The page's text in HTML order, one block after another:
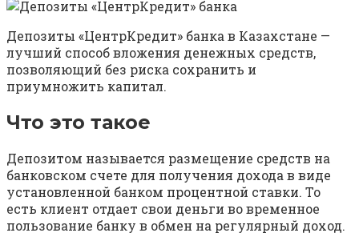
Депозиты «ЦентрКредит» банка в Казахстане —
лучший способ вложения денежных средств,
позволяющий без риска сохранить и
приумножить капитал.
Что это такое
Депозитом называется размещение средств на
банковском счете для получения дохода в виде
установленной банком процентной ставки. То
есть клиент отдает свои деньги во временное
пользование банку в обмен на регулярный доход.